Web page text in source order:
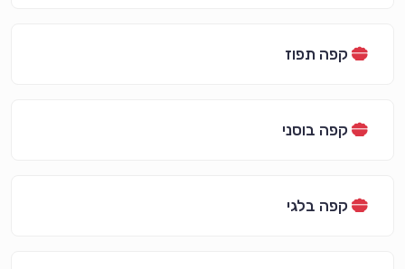
קפה תפוז
קפה בוסני
קפה בלגי